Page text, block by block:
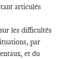
articulés
les difficultés
par
et du